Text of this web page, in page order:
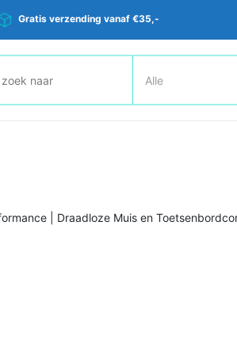
Gratis verzending vanaf €35,-
| Draadloze Muis en